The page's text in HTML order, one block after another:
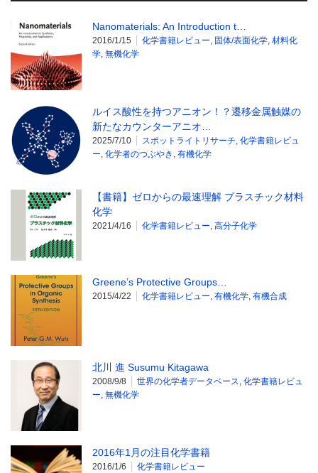
Nanomaterials: An Introduction t…
2016/1/15 化学書籍レビュー, 固体/表面化学, 材料化
学, 無機化学
ルイス酸性を持つアニオン！？遷移金属触媒の
新たなカウンターアニオ…
2025/7/10 スポットライトリサーチ, 化学書籍レビュ
ー, 化学者のつぶやき , 有機化学
【書籍】ゼロからの最速理解 プラスチック材料
化学
2021/4/16 化学書籍レビュー, 高分子化学
Greene’s Protective Groups…
2015/4/22 化学書籍レビュー, 有機化学, 有機合成
北川 進 Susumu Kitagawa
2008/9/8 世界の化学者データベース, 化学書籍レビュ
ー, 無機化学
2016年1月の注目化学書籍
2016/1/6 化学書籍レビュー